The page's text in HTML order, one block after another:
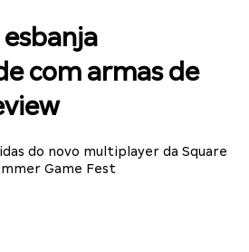
esbanja
com armas de
do novo multiplayer da Square
Game Fest